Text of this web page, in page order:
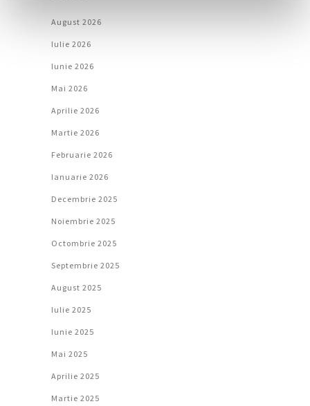
August 2026
Iulie 2026
Iunie 2026
Mai 2026
Aprilie 2026
Martie 2026
Februarie 2026
Ianuarie 2026
Decembrie 2025
Noiembrie 2025
Octombrie 2025
Septembrie 2025
August 2025
Iulie 2025
Iunie 2025
Mai 2025
Aprilie 2025
Martie 2025